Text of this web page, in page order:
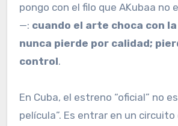
pongo con el filo que AKubaa no
—: cuando el arte choca con
nunca pierde por calidad;
control.
En Cuba, el estreno “oficial” no
película”. Es entrar en un circuito